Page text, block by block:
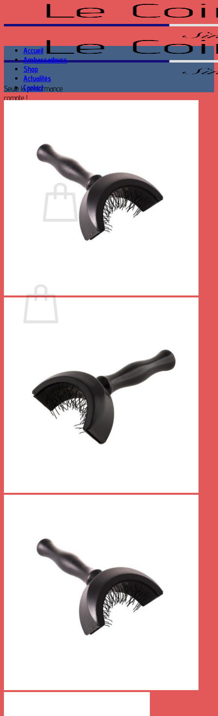
contenu
Seule la performance
compte !
Se connecter
0.00€ 0
Votre panier est vide.
Accueil
Ambassadeurs
Shop
Actualités
Contact